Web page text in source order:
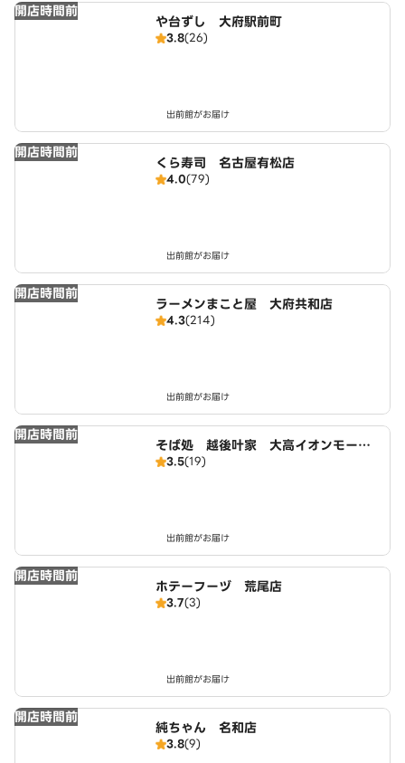
開店時間前
や台ずし 大府駅前町
3.8(26)
出前館がお届け
開店時間前
くら寿司 名古屋有松店
4.0(79)
出前館がお届け
開店時間前
ラーメンまこと屋 大府共和店
4.3(214)
出前館がお届け
開店時間前
そば処 越後叶家 大高イオンモール
店3.5(19)
出前館がお届け
開店時間前
ホテーフーヅ 荒尾店
3.7(3)
出前館がお届け
開店時間前
純ちゃん 名和店
3.8(9)